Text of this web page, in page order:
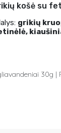
košė su
grikių
30g |